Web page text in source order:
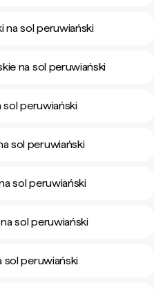
na sol peruwiański
na sol peruwiański
sol peruwiański
sol peruwiański
sol peruwiański
sol peruwiański
sol peruwiański